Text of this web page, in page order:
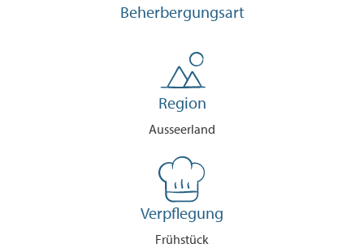
Beherbergungsart
Region
Ausseerland
Verpflegung
Frühstück